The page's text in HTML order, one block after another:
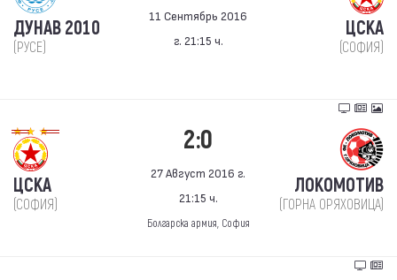
ДУНАВ 2010
(РУСЕ)
11 Сентябрь 2016
г. 21:15 ч.
ЦСКА
(СОФИЯ)
ЦСКА
(СОФИЯ)
2:0
27 Август 2016 г.
21:15 ч.
Болгарска армия, София
ЛОКОМОТИВ
(ГОРНА ОРЯХОВИЦА)